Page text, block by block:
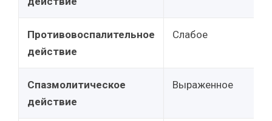
Противовоспалительное
действие
Слабое
Спазмолитическое
действие
Выраженное